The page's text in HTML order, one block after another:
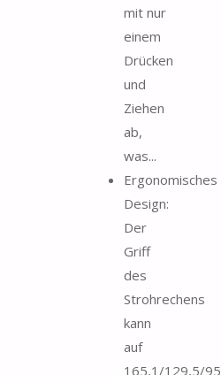
mit nur
einem
Drücken
und
Ziehen
ab,
was...
Ergonomisches
Design:
Der
Griff
des
Strohrechens
kann
auf
165,1/129,5/95